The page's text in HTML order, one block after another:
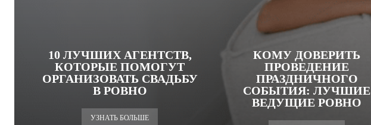
10 ЛУЧШИХ АГЕНТСТВ,
КОТОРЫЕ ПОМОГУТ
ОРГАНИЗОВАТЬ СВАДЬБУ
В РОВНО
УЗНАТЬ БОЛЬШЕ
КОМУ ДОВЕРИТЬ
ПРОВЕДЕНИЕ
ПРАЗДНИЧНОГО
СОБЫТИЯ: ЛУЧШИЕ
ВЕДУЩИЕ РОВНО